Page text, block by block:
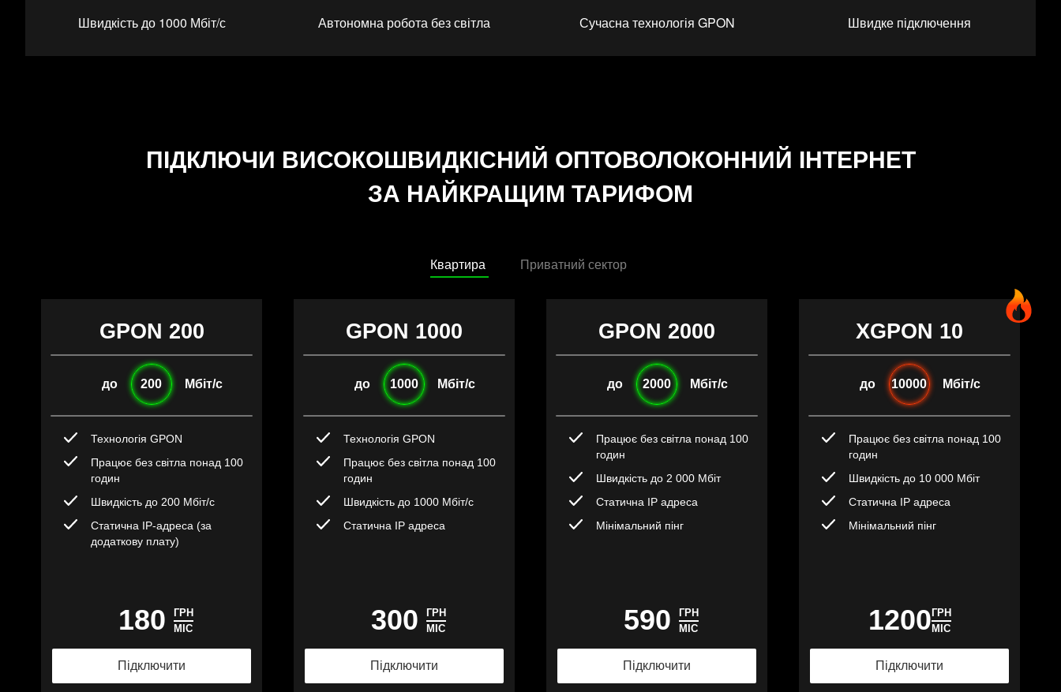
Швидкість до 1000 Мбіт/с Автономна робота без світла Сучасна технологія GPON Швидке підключення
ПІДКЛЮЧИ ВИСОКОШВИДКІСНИЙ ОПТОВОЛОКОННИЙ IНТЕРНЕТ
ЗА НАЙКРАЩИМ ТАРИФОМ
Квартира Приватний сектор
GPON 200
до 200 Мбіт/с
Технологія GPON
Працює без світла понад 100
годин
Швидкість до 200 Мбіт/с
Статична IP-адреса (за
додаткову плату)
180
ГРН
МІС
Підключити
GPON 1000
до 1000 Мбіт/с
Технологія GPON
Працює без світла понад 100
годин
Швидкість до 1000 Мбіт/с
Статична IP адреса
300
ГРН
МІС
Підключити
GPON 2000
до 2000 Мбіт/с
Працює без світла понад 100
годин
Швидкість до 2 000 Мбіт
Статична IP адреса
Мінімальний пінг
590
ГРН
МІС
Підключити
XGPON 10
до 10000 Мбіт/с
Працює без світла понад 100
годин
Швидкість до 10 000 Мбіт
Статична IP адреса
Мінімальний пінг
1200 ГРН
МІС
Підключити